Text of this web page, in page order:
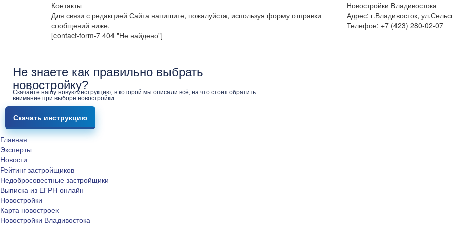
Контакты
Для связи с редакцией Сайта напишите, пожалуйста, используя форму отправки
сообщений ниже.
[contact-form-7 404 "Не найдено"]
Новостройки Владивостока
Адрес: г.Владивосток,
Телефон: +7 (423) 280-02-07
Не знаете как правильно выбрать
новостройку?
Скачайте нашу новую инструкцию, в которой мы описали всё, на что стоит обратить
внимание при выборе новостройки
Скачать инструкцию
Главная
Эксперты
Новости
Рейтинг застройщиков
Недобросовестные застройщики
Выписка из ЕГРН онлайн
Новостройки
Карта новостроек
Новостройки Владивостока